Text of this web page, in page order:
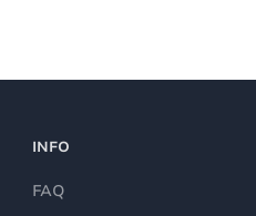
INFO
FAQ